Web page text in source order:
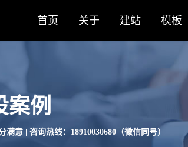
首页 关于 建站 模板
案例
满意 | 咨询热线：18910030680（微信同号）